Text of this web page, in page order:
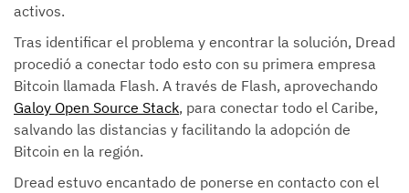
activos.
Tras identificar el problema y encontrar la solución, Dread
procedió a conectar todo esto con su primera empresa
Bitcoin llamada Flash. A través de Flash, aprovechando
Galoy Open Source Stack, para conectar todo el Caribe,
salvando las distancias y facilitando la adopción de
Bitcoin en la región.
Dread estuvo encantado de ponerse en contacto con el